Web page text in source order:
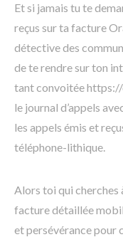
Et si jamais tu te
reçus sur ta facture
détective des
de te rendre sur ton
tant convoitée
le journal d’appels
les appels émis et
téléphone-lithique.
Alors toi qui cherches
facture détaillée
et persévérance pour